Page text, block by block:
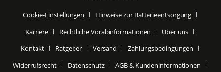
Cookie-Einstellungen
Hinweise zur Batterieentsorgung
Karriere
Rechtliche Vorabinformationen
Über uns
Kontakt
Ratgeber Versand
Zahlungsbedingungen
Widerrufsrecht
Datenschutz AGB & Kundeninformationen